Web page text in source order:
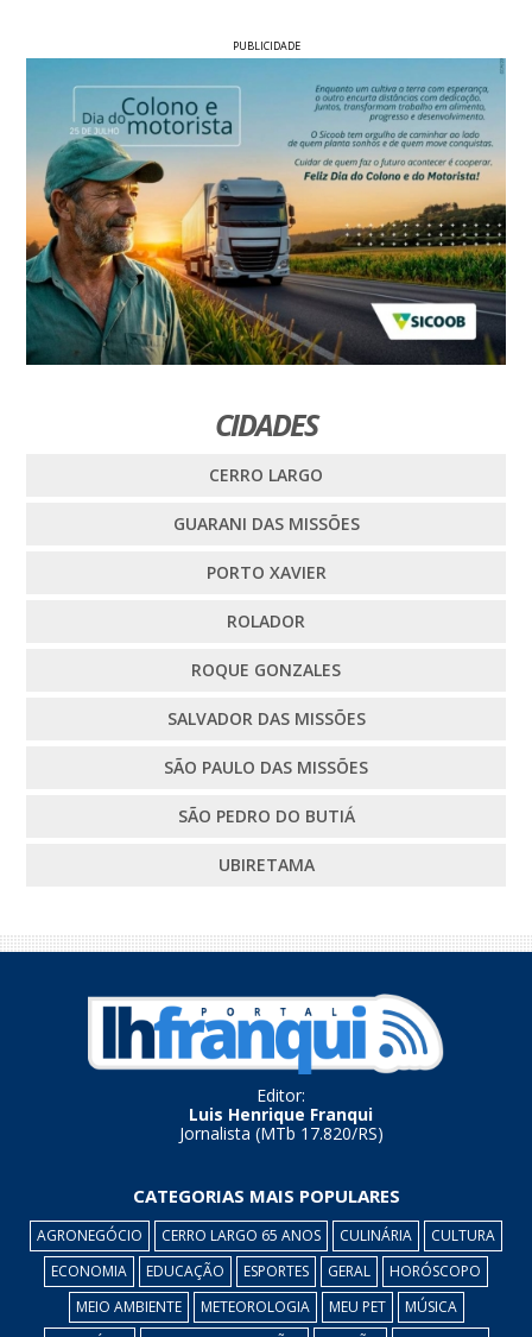
PUBLICIDADE
CIDADES
CERRO LARGO
GUARANI DAS MISSÕES
PORTO XAVIER
ROLADOR
ROQUE GONZALES
SALVADOR DAS MISSÕES
SÃO PAULO DAS MISSÕES
SÃO PEDRO DO BUTIÁ
UBIRETAMA
Editor:
Luis Henrique Franqui
Jornalista (MTb 17.820/RS)
CATEGORIAS MAIS POPULARES
AGRONEGÓCIO CERRO LARGO 65 ANOS CULINÁRIA
CULTURA
ECONOMIA
EDUCAÇÃO ESPORTES GERAL
HORÓSCOPO
MEIO AMBIENTE
METEOROLOGIA MEU PET
MÚSICA